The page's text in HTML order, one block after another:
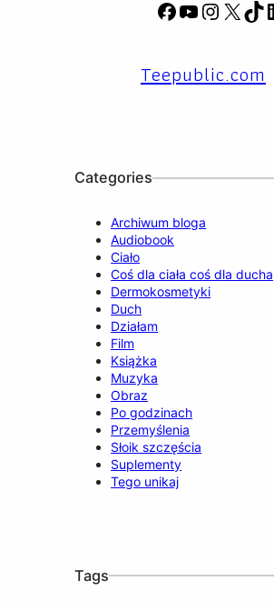
F
e
b
Y
T
u
t
a
X
T
o
Teepublic.com
Categories
Archiwum bloga
Audiobook
Ciało
Coś dla ciała coś dla ducha
Dermokosmetyki
Duch
Działam
Film
Książka
Muzyka
Obraz
Po godzinach
Przemyślenia
Słoik szczęścia
Suplementy
Tego unikaj
Tags